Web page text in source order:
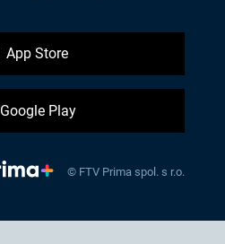
App Store
Google Play
© FTV Prima spol. s r.o.